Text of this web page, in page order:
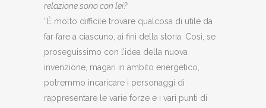
relazione sono con lei?
“È molto difficile trovare qualcosa di utile da
far fare a ciascuno, ai fini della storia. Così, se
proseguissimo con l’idea della nuova
invenzione, magari in ambito energetico,
potremmo incaricare i personaggi di
rappresentare le varie forze e i vari punti di